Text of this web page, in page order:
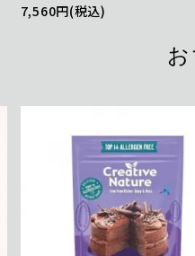
7,560円(税込)